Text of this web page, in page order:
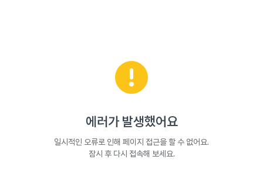
에러가 발생했어요
일시적인 오류로 인해 페이지 접근을 할 수 없어요.
잠시 후 다시 접속해 보세요.